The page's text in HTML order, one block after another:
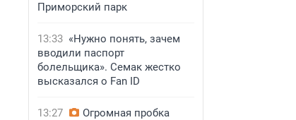
Приморский парк
13:33 «Нужно понять, зачем
вводили паспорт
болельщика». Семак жестко
высказался о Fan ID
13:27
Огромная пробка